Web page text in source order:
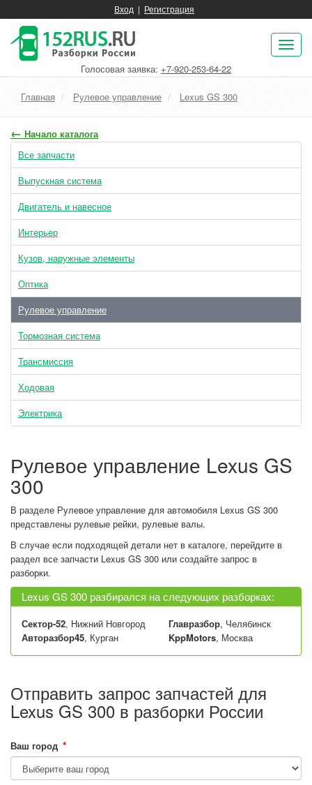
Вход | Регистрация
Голосовая заявка: +7-920-253-64-22
Главная Рулевое управление Lexus GS 300
← Начало каталога
Все запчасти
Выпускная система
Двигатель и навесное
Интерьер
Кузов, наружные элементы
Оптика
Рулевое управление
Тормозная система
Трансмиссия
Ходовая
Электрика
Рулевое управление Lexus GS
300
В разделе Рулевое управление для автомобиля Lexus GS 300
представлены рулевые рейки, рулевые валы.
В случае если подходящей детали нет в каталоге, перейдите в
раздел все запчасти Lexus GS 300 или создайте запрос в
разборки.
Lexus GS 300 разбирался на следующих разборках:
Сектор-52, Нижний Новгород Главразбор, Челябинск
Авторазбор45, Курган KppMotors, Москва
Отправить запрос запчастей для
Lexus GS 300 в разборки России
Ваш город *